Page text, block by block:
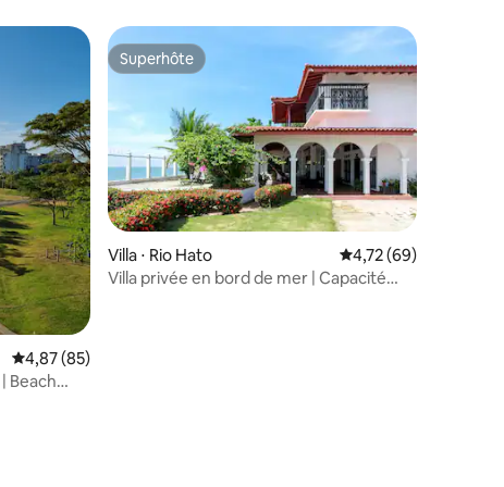
: 5 sur 5
Évaluation moyenne sur la base de 85 commentaires : 4,87 sur 5
4,87 (85)
Beach
Superhôte
Superhôte
Villa ⋅ Rio Hato Évaluation moyenne
4,72 (69)
Villa privée en bord de mer | Capacité